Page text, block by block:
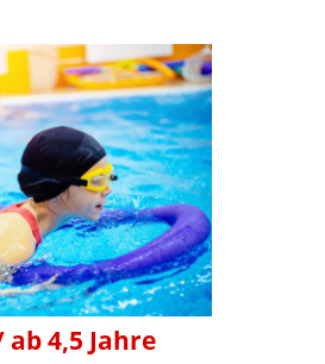
4,5 Jahre